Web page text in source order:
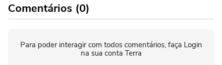
Comentários (0)
Para poder interagir com todos comentários, faça Login
na sua conta Terra